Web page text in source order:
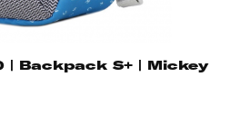
| Backpack S+ | Mickey